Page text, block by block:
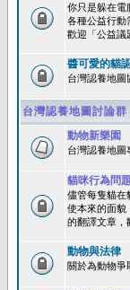
你只是躲在電
各種公益行動
歡迎「公益議
醬可愛的貓
台灣認養地圖
台灣認養地圖討論群
動物新樂園
台灣認養地圖
貓咪行為問
儘管每隻貓在
使本來的面貌
的翻譯文章，
動物與法律
關於為動物爭